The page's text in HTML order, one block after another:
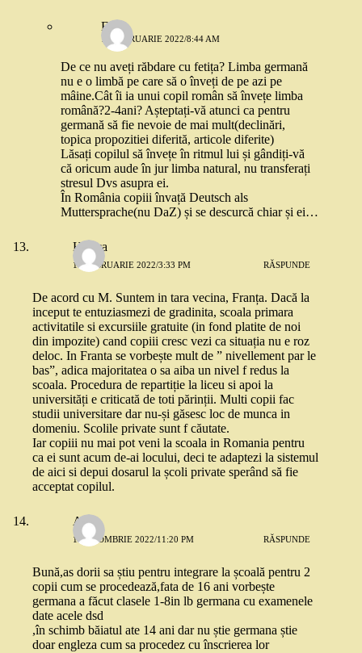
Ella
19 FEBRUARIE 2022/8:44 AM
De ce nu aveți răbdare cu fetița? Limba germană
nu e o limbă pe care să o înveți de pe azi pe
mâine.Cât îi ia unui copil român să învețe limba
română?2-4ani? Așteptați-vă atunci ca pentru
germană să fie nevoie de mai mult(declinări,
topica propozitiei diferită, articole diferite)
Lăsați copilul să învețe în ritmul lui și gândiți-vă
că oricum aude în jur limba natural, nu transferați
stresul Dvs asupra ei.
În România copiii învață Deutsch als
Muttersprache(nu DaZ) și se descurcă chiar și ei…
Horica
18 FEBRUARIE 2022/3:33 PM RĂSPUNDE
De acord cu M. Suntem in tara vecina, Franța. Dacă la
inceput te entuziasmezi de gradinita, scoala primara
activitatile si excursiile gratuite (in fond platite de noi
din impozite) cand copiii cresc vezi ca situația nu e roz
deloc. In Franta se vorbește mult de ” nivellement par le
bas”, adica majoritatea o sa aiba un nivel f redus la
scoala. Procedura de repartiție la liceu si apoi la
universități e criticată de toti părinții. Multi copii fac
studii universitare dar nu-și găsesc loc de munca in
domeniu. Scolile private sunt f căutate.
Iar copiii nu mai pot veni la scoala in Romania pentru
ca ei sunt acum de-ai locului, deci te adaptezi la sistemul
de aici si depui dosarul la școli private sperând să fie
acceptat copilul.
Ana
1 OCTOMBRIE 2022/11:20 PM RĂSPUNDE
Bună,as dorii sa știu pentru integrare la școală pentru 2
copii cum se procedează,fata de 16 ani vorbește
germana a făcut clasele 1-8in lb germana cu examenele
date acele dsd
,în schimb băiatul ate 14 ani dar nu știe germana știe
doar engleza cum sa procedez cu înscrierea lor